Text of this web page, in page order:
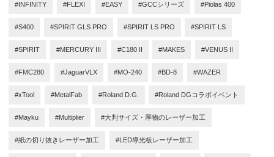
#INFINITY #FLEXI #EASY #GCCシリーズ #Piolas 400
#S400 #SPIRIT GLS PRO #SPIRIT LS PRO #SPIRIT LS
#SPIRIT #MERCURY III #C180 II #MAKES #VENUS II
#FMC280 #JaguarVLX #MO-240 #BD-8 #WAZER
#xTool #MetalFab #Roland D.G. #Roland DGコラボイベント
#Mayku #Multiplier #大判サイズ・厚物のレーザー加工
#紙の切り抜きレーザー加工 #LED導光板レーザー加工